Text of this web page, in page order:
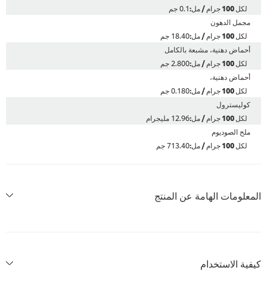
0.1 جم
الدهون
18.40 جم
دهنية، مشبعة بالكامل
2.800 جم
دهنية،
0.180 جم
12.96 مليجرام
الصوديوم
713.40 جم
الهامة عن المنتج
الاستخدام